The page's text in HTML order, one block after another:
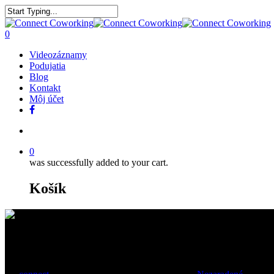
0
Videozáznamy
Podujatia
Blog
Kontakt
Môj účet
0
was successfully added to your cart.
Košík